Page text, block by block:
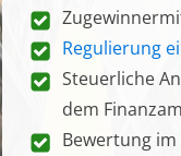
Regulierung
Steuerliche
dem
Bewertung